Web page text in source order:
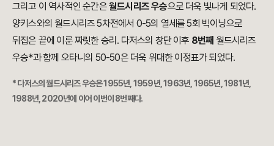
그리고 이 역사적인 순간은월드시리즈 우승으로 더욱 빛나게 되었다.
양키스와의 월드시리즈 5차전에서 0-5의 열세를 5회 빅이닝으로
뒤집은 끝에 이룬 짜릿한 승리. 다저스의 창단 이후 8번째 월드시리즈
우승*과 함께 오타니의 50-50은 더욱 위대한 이정표가 되었다.
* 다저스의 월드시리즈 우승은 1955년, 1959년, 1963년, 1965년, 1981년,
1988년, 2020년에 이어 이번이 8번째다.